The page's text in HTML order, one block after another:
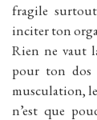
fragile
inciter ton
Rien ne vaut
pour ton dos
musculation,
n’est que